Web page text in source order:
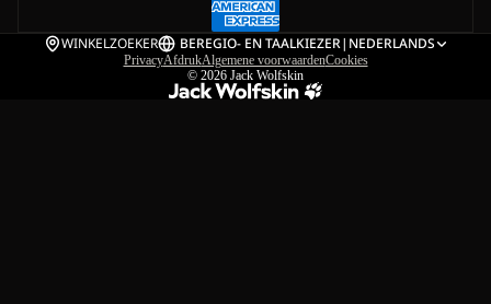
WINKELZOEKER BEREGIO- EN TAALKIEZER| NEDERLANDS
PrivacyAfdrukAlgemene voorwaardenCookies
© 2026 Jack Wolfskin